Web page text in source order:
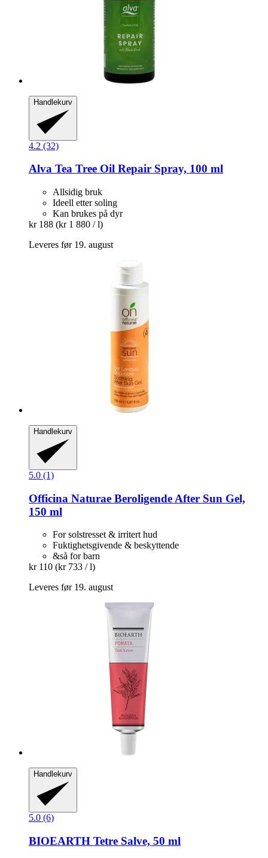
Handlekurv
4.2 (32)
Alva Tea Tree Oil Repair Spray, 100 ml
Allsidig bruk
Ideell etter soling
Kan brukes på dyr
kr 188 (kr 1 880 / l)
Leveres før 19. august
Handlekurv
5.0 (1)
Officina Naturae Beroligende After Sun Gel,
150 ml
For solstresset & irritert hud
Fuktighetsgivende & beskyttende
&så for barn
kr 110 (kr 733 / l)
Leveres før 19. august
Handlekurv
5.0 (6)
BIOEARTH Tetre Salve, 50 ml